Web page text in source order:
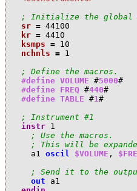
; Initialize the global
sr = 44100
kr = 4410
ksmps = 10
nchnls = 1
; Define the macros.
#define VOLUME #5000#
#define FREQ #440#
#define TABLE #1 #
; Instrument #1
instr 1
; Use the macros.
; This will be
a1 oscil $VOLUME ,
; Send it to the
out
a1